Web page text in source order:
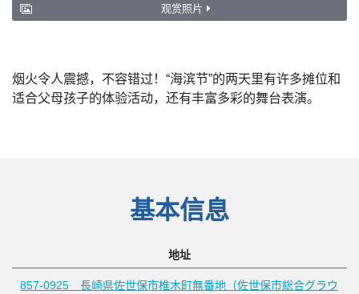
观赏照片
烟火令人震撼，不容错过！“海滨节”的两天里有许多摊位和
适合父母孩子的体验活动，还有丰富多彩的舞台表演。
基本信息
地址
857-0925 長崎県佐世保市椎木町無番地（佐世保市総合グラウ